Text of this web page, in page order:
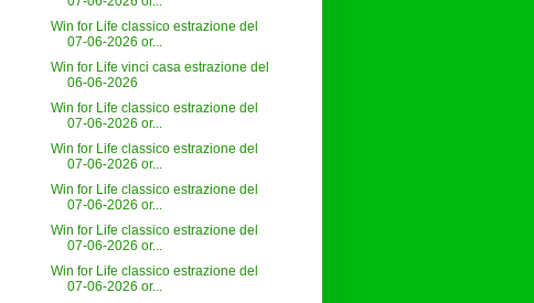
Win for Life classico estrazione del
07-06-2026 or...
Win for Life vinci casa estrazione del
06-06-2026
Win for Life classico estrazione del
07-06-2026 or...
Win for Life classico estrazione del
07-06-2026 or...
Win for Life classico estrazione del
07-06-2026 or...
Win for Life classico estrazione del
07-06-2026 or...
Win for Life classico estrazione del
07-06-2026 or...